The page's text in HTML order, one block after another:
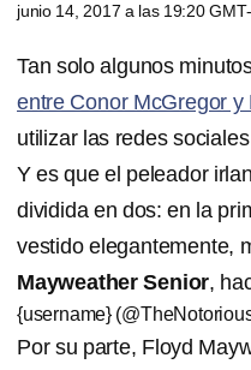
junio 14, 2017 a las 19:20
Tan solo algunos
entre Conor McGregor y
utilizar las redes
Y es que el peleador
dividida en dos: en la
vestido elegantemente,
Mayweather Senior,
{username}
Por su parte, Floyd